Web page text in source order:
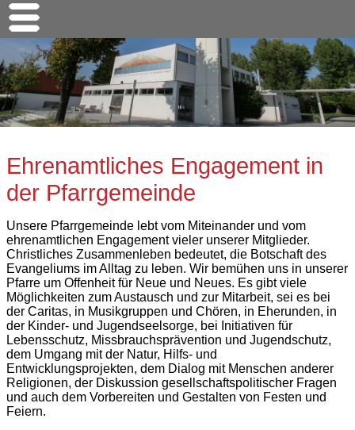
Ehrenamtliches Engagement in
der Pfarrgemeinde
Unsere Pfarrgemeinde lebt vom Miteinander und vom
ehrenamtlichen Engagement vieler unserer Mitglieder.
Christliches Zusammenleben bedeutet, die Botschaft des
Evangeliums im Alltag zu leben. Wir bemühen uns in unserer
Pfarre um Offenheit für Neue und Neues. Es gibt viele
Möglichkeiten zum Austausch und zur Mitarbeit, sei es bei
der Caritas, in Musikgruppen und Chören, in Eherunden, in
der Kinder- und Jugendseelsorge, bei Initiativen für
Lebensschutz, Missbrauchsprävention und Jugendschutz,
dem Umgang mit der Natur, Hilfs- und
Entwicklungsprojekten, dem Dialog mit Menschen anderer
Religionen, der Diskussion gesellschaftspolitischer Fragen
und auch dem Vorbereiten und Gestalten von Festen und
Feiern.